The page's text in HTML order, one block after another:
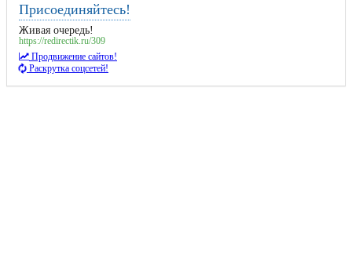
Присоединяйтесь!
Живая очередь!
https://redirectik.ru/309
Продвижение сайтов!
Раскрутка соцсетей!